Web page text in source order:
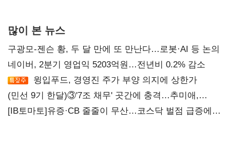
많이 본 뉴스
구광모-젠슨 황, 두 달 만에 또 만난다…로봇·AI 등 논의
네이버, 2분기 영업익 5203억원…전년비 0.2% 감소
윙입푸드, 경영진 주가 부양 의지에 상한가
(민선 9기 한달)③'7조 채무' 곳간에 충격…추미애,
20년만에 '비상재정' 선언 승부수
[IB토마토]유증·CB 줄줄이 무산…코스닥 벌점 급증에